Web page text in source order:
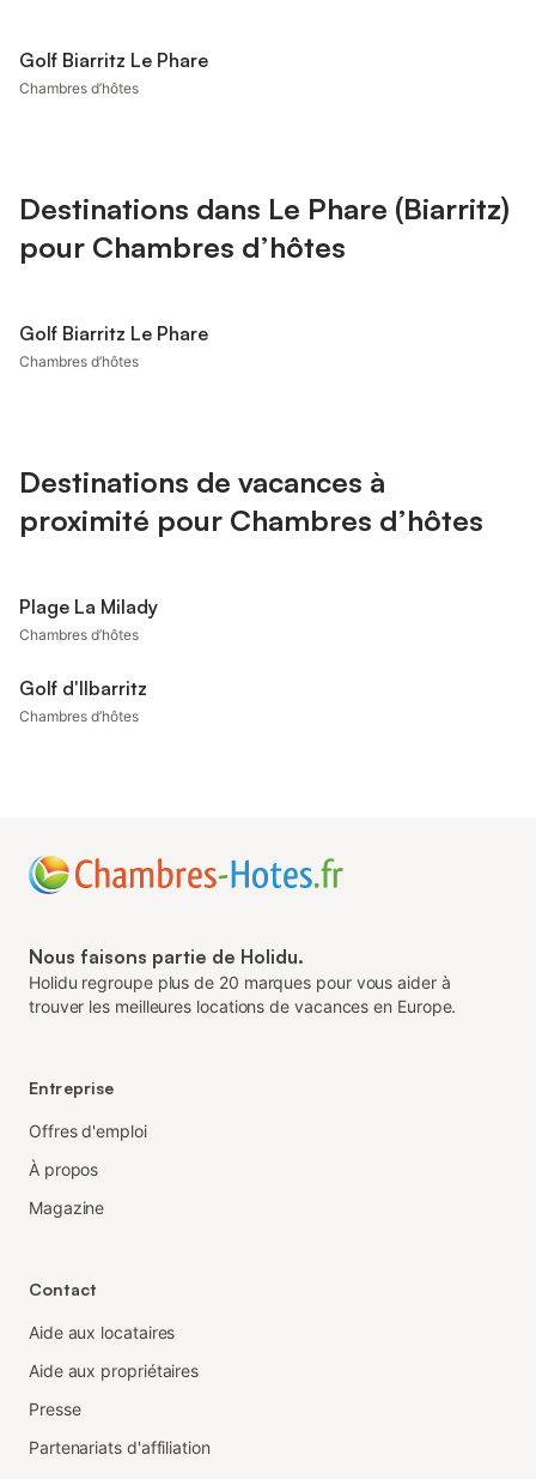
Golf Biarritz Le Phare
Chambres d’hôtes
Destinations dans Le Phare (Biarritz)
pour Chambres d’hôtes
Golf Biarritz Le Phare
Chambres d’hôtes
Destinations de vacances à
proximité pour Chambres d’hôtes
Plage La Milady
Chambres d’hôtes
Golf d'Ilbarritz
Chambres d’hôtes
Nous faisons partie de Holidu.
Holidu regroupe plus de 20 marques pour vous aider à
trouver les meilleures locations de vacances en Europe.
Entreprise
Offres d'emploi
À propos
Magazine
Contact
Aide aux locataires
Aide aux propriétaires
Presse
Partenariats d'affiliation